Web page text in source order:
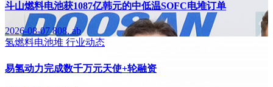
斗山燃料电池获1087亿韩元的中低温SOFC电堆订单
2026-08-07808, ab
氢燃料电池堆 行业动态
易氢动力完成数千万元天使+轮融资